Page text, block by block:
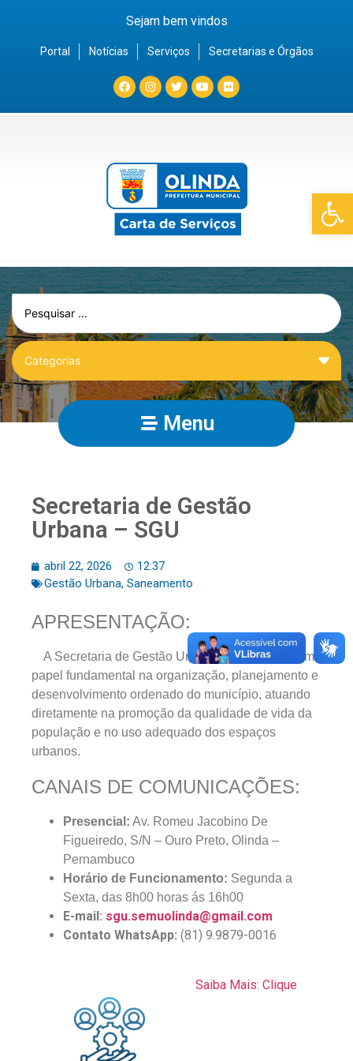
Barra de
Sejam bem vindos
Portal Notícias Serviços Secretarias e Órgãos
Menu
Secretaria de Gestão
Urbana – SGU
abril 22, 2026
12:37
Gestão Urbana, Saneamento
APRESENTAÇÃO:
A Secretaria de Gestão Urbana desempenha um
papel fundamental na organização, planejamento e
desenvolvimento ordenado do município, atuando
diretamente na promoção da qualidade de vida da
população e no uso adequado dos espaços
urbanos.
CANAIS DE COMUNICAÇÕES:
Presencial: Av. Romeu Jacobino De
Figueiredo, S/N – Ouro Preto, Olinda –
Pernambuco
Horário de Funcionamento: Segunda a
Sexta, das 8h00 horas ás 16h00
E-mail: sgu.semuolinda@gmail.com
Contato WhatsApp: (81) 9.9879-0016
Saiba Mais: Clique